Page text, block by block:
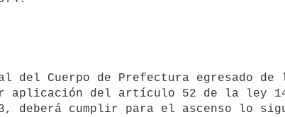
aplicación del artículo 52 de la ley
deberá cumplir para el ascenso lo